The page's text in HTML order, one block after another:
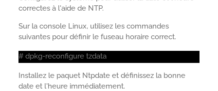
correctes à l'aide de NTP.
Sur la console Linux, utilisez les commandes
suivantes pour définir le fuseau horaire correct.
# dpkg-reconfigure tzdata
Installez le paquet Ntpdate et définissez la bonne
date et l'heure immédiatement.